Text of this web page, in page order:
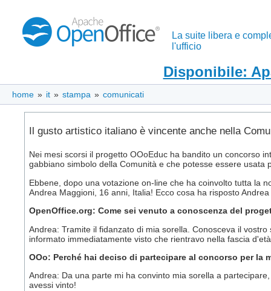
La suite libera e
l'ufficio
Disponibile:
home » it » stampa » comunicati
Il gusto artistico italiano è vincente anche nella
Nei mesi scorsi il progetto OOoEduc ha bandito un concorso
gabbiano simbolo della Comunità e che potesse essere
Ebbene, dopo una votazione on-line che ha coinvolto tutta la
Andrea Maggioni, 16 anni, Italia! Ecco cosa ha risposto
OpenOffice.org: Come sei venuto a conoscenza del
Andrea: Tramite il fidanzato di mia sorella. Conosceva il
informato immediatamente visto che rientravo nella fascia
OOo: Perché hai deciso di partecipare al concorso per la
Andrea: Da una parte mi ha convinto mia sorella a
avessi vinto!